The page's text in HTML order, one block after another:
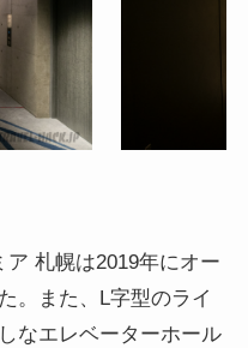
札幌は2019年にオー
。また、L字型のライ
なエレベーターホール